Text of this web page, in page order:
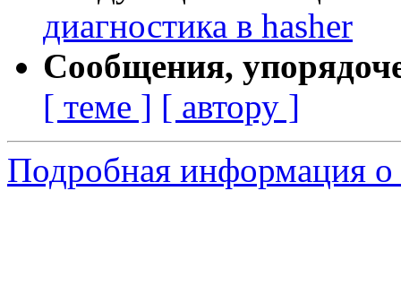
диагностика в hasher
Сообщения,
[ теме ] [ автору ]
Подробная информация о